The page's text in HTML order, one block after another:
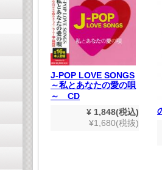
税込)
税抜)
J-POP LOVE SONGS
～私とあなたの愛の唄
～ CD
¥ 1,848(税込)
¥1,680(税抜)